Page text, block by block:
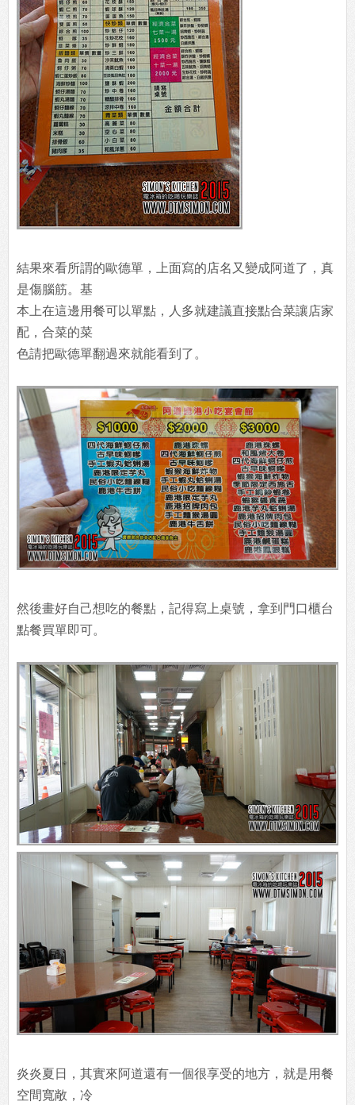
結果來看所謂的歐德單，上面寫的店名又變成阿道了，真
是傷腦筋。基
本上在這邊用餐可以單點，人多就建議直接點合菜讓店家
配，合菜的菜
色請把歐德單翻過來就能看到了。
然後畫好自己想吃的餐點，記得寫上桌號，拿到門口櫃台
點餐買單即可。
炎炎夏日，其實來阿道還有一個很享受的地方，就是用餐
空間寬敞，冷